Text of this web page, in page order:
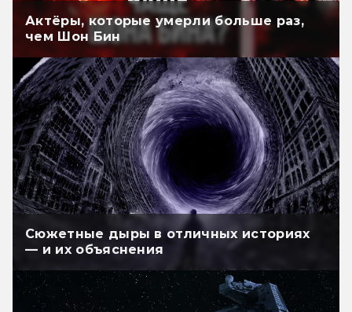
Актёры, которые умерли больше раз,
чем Шон Бин
Сюжетные дыры в отличных историях
— и их объяснения